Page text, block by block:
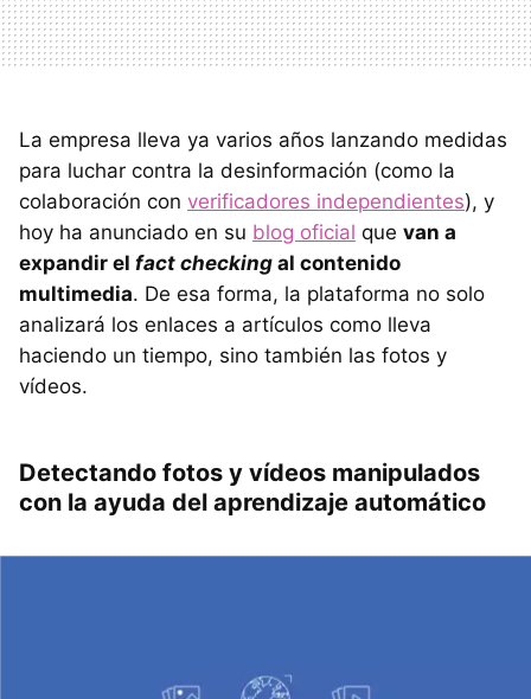
La empresa lleva ya varios años lanzando medidas
para luchar contra la desinformación (como la
colaboración con verificadores independientes), y
hoy ha anunciado en su blog oficial que van a
expandir el fact checking al contenido
multimedia. De esa forma, la plataforma no solo
analizará los enlaces a artículos como lleva
haciendo un tiempo, sino también las fotos y
vídeos.
Detectando fotos y vídeos manipulados
con la ayuda del aprendizaje automático